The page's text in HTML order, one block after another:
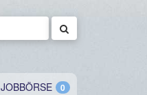
JOBBÖRSE